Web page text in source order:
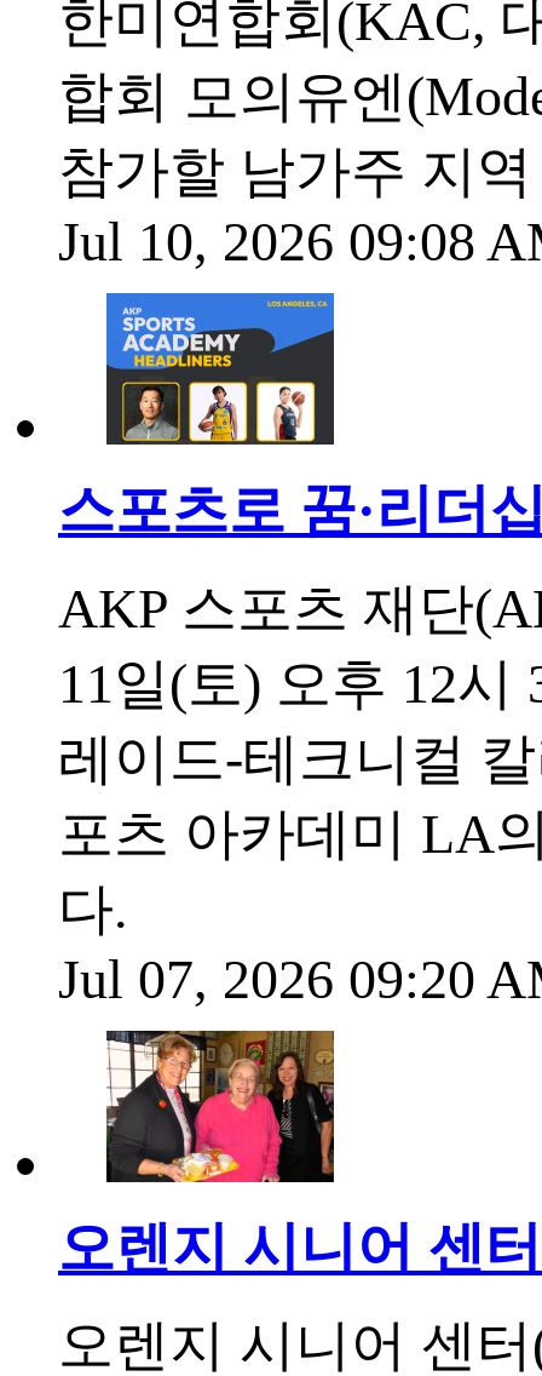
한미연합회(KAC,
합회 모의유엔
참가할 남가주 지
Jul 10, 2026 09:08
스포츠로 꿈·리더
AKP 스포츠 재단
11일(토) 오후 12
레이드-테크니컬
포츠 아카데미 LA
다.
Jul 07, 2026 09:20
오렌지 시니어 센
오렌지 시니어 센터